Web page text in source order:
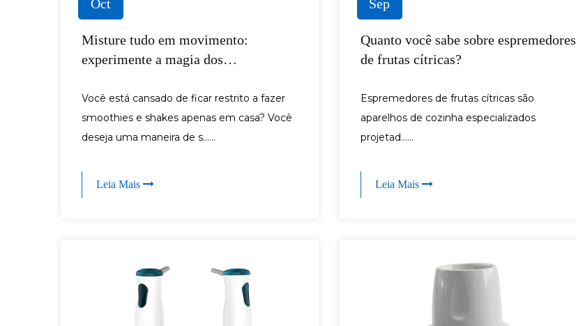
Oct
Misture tudo em movimento:
experimente a magia dos
Você está cansado de ficar restrito a fazer
smoothies e shakes apenas em casa? Você
deseja uma maneira de s......
Leia Mais
Sep
Quanto você sabe sobre espremedores
de frutas cítricas?
Espremedores de frutas cítricas são
aparelhos de cozinha especializados
projetad......
Leia Mais